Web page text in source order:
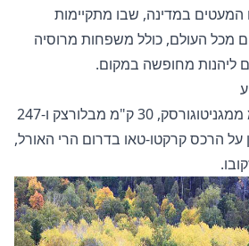
המעטים במדינה, שבו מתקיימות
מכל העולם, כולל משפחות מרוסיה
ליהנות מחופשה במקום.
אבזקובו ממוקם 60 ק"מ ממגניטוגורסק, 30 ק"מ מבלורצק ו-247
הרכס קרקטו-טאו בדרום הרי האורל,